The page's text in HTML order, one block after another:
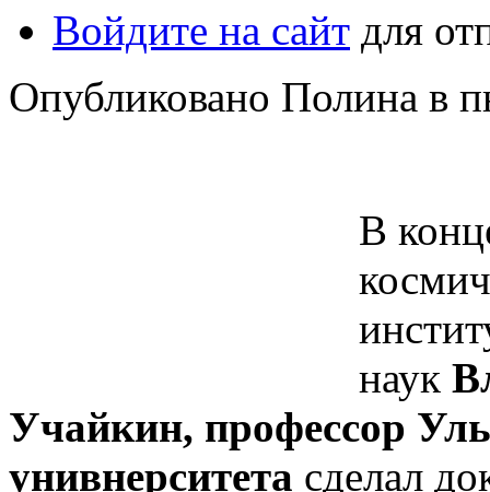
Войдите на сайт для
Опубликовано Полина в
В
наук
Учайкин, профессор
унивнерситета сделал